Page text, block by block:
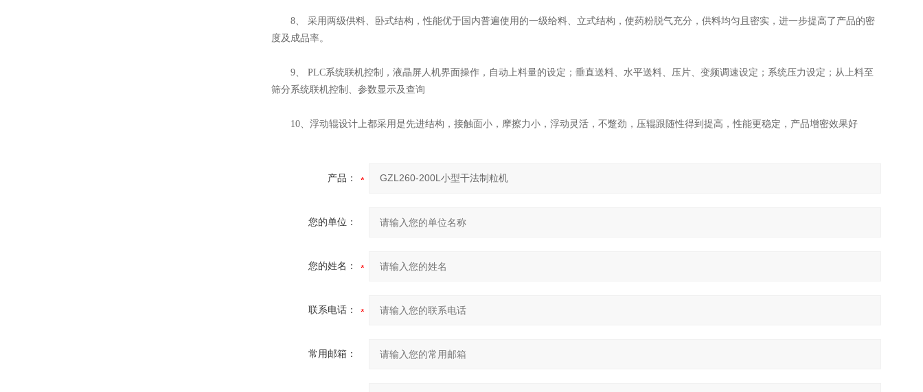
8、 采用两级供料、卧式结构，性能优于国内普遍使用的一级给料、立式结构，使药粉脱气充分，供料均匀且密实，进一步提高了产品的密
度及成品率。
9、 PLC系统联机控制，液晶屏人机界面操作，自动上料量的设定；垂直送料、水平送料、压片、变频调速设定；系统压力设定；从上料至
筛分系统联机控制、参数显示及查询
10、浮动辊设计上都采用是先进结构，接触面小，摩擦力小，浮动灵活，不蹩劲，压辊跟随性得到提高，性能更稳定，产品增密效果好
产品：
您的单位：
您的姓名：
联系电话：
常用邮箱：